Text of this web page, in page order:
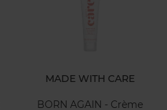
MADE WITH CARE
BORN AGAIN - Crème